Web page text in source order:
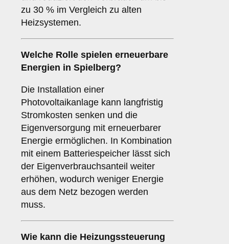
zu 30 % im Vergleich zu alten
Heizsystemen.
Welche Rolle spielen erneuerbare
Energien in Spielberg?
Die Installation einer
Photovoltaikanlage kann langfristig
Stromkosten senken und die
Eigenversorgung mit erneuerbarer
Energie ermöglichen. In Kombination
mit einem Batteriespeicher lässt sich
der Eigenverbrauchsanteil weiter
erhöhen, wodurch weniger Energie
aus dem Netz bezogen werden
muss.
Wie kann die Heizungssteuerung